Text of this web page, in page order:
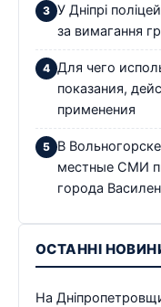
У Дніпрі
за вимагання
Для чего
показания,
применения
В
местные СМИ
города
ОСТАННІ
На